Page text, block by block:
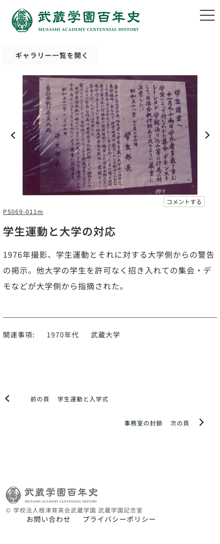
ギャラリー一覧を開く
コメントする
PS069-011m
学生運動と大学の対応
1976年撮影、学生運動とそれに対する大学側からの警告
の掲示。他大学の学生を許可なく招き入れての集会・デ
モなどが大学側から指摘された。
関連事項: 1970年代 武蔵大学
前の頁 学生運動と入学式
次の頁
事務室の封鎖
© 学校法人根津育英会武蔵学園 武蔵学園記念室
お問い合わせ プライバシーポリシー